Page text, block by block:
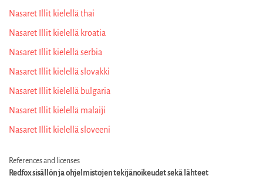
Nasaret Illit kielellä thai
Nasaret Illit kielellä kroatia
Nasaret Illit kielellä serbia
Nasaret Illit kielellä slovakki
Nasaret Illit kielellä bulgaria
Nasaret Illit kielellä malaiji
Nasaret Illit kielellä sloveeni
References and licenses
Redfox sisällön ja ohjelmistojen tekijänoikeudet sekä lähteet